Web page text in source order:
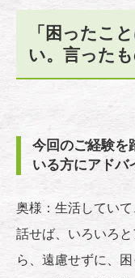
「困ったこ
い。言ったも
今回のご経験を
いる方にアドバ
奥様：生活してい
話せば、いろいろ
ら、遠慮せずに、